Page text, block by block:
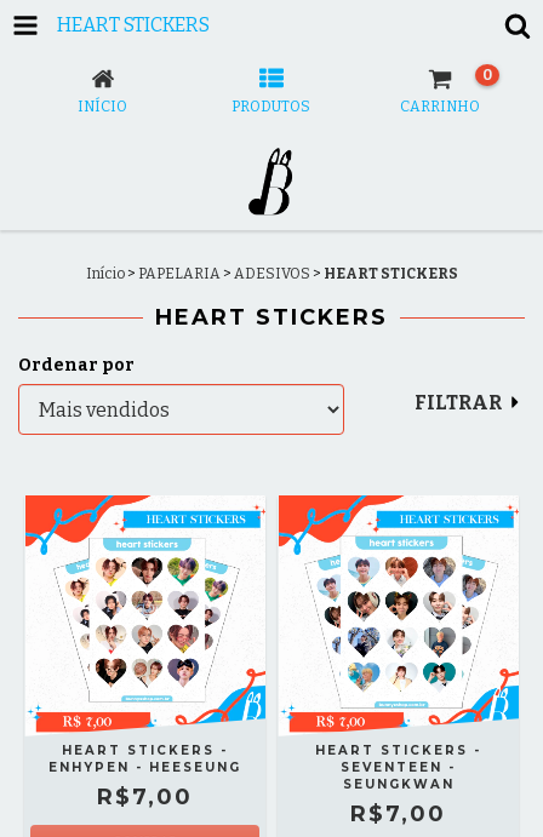
HEART STICKERS
INÍCIO PRODUTOS CARRINHO
0
Início > PAPELARIA > ADESIVOS > HEART STICKERS
HEART STICKERS
Ordenar por
FILTRAR
HEART STICKERS -
ENHYPEN - HEESEUNG
R$7,00
HEART STICKERS -
SEVENTEEN -
SEUNGKWAN
R$7,00